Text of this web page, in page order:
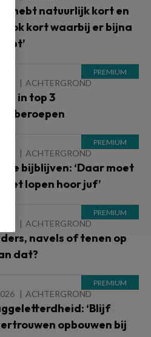
hebt natuurlijk kort en
ook kort waarbij er bijna
ACHTERGROND
in top 3
ACHTERGROND
je bijblijven: ‘Daar moet
niet lopen hoor juf’
ACHTERGROND
navels of tenen op
dat?
ACHTERGROND
‘Blijf
opbouwen bij